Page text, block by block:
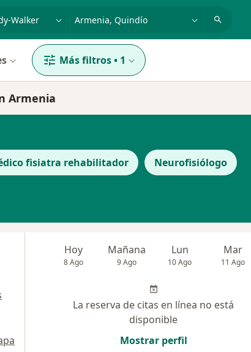
o nombre
Más filtros• 1
Armenia
fisiatra rehabilitador Neurofisiólogo
Hoy
8 Ago
Mañana
9 Ago
Lun
10 Ago
Mar
11 Ago
La reserva de citas en línea no está
disponible
Mostrar perfil